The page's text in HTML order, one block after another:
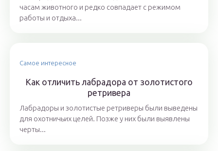
часам животного и редко совпадает с режимом
работы и отдыха...
Самое интересное
Как отличить лабрадора от золотистого
ретривера
Лабрадоры и золотистые ретриверы были выведены
для охотничьих целей. Позже у них были выявлены
черты...